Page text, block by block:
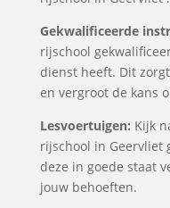
Gekwalificeerde
rijschool
dienst heeft. Dit
en vergroot de kans
Lesvoertuigen: Kijk
rijschool in Geervliet
deze in goede staat
jouw behoeften.